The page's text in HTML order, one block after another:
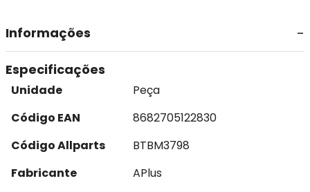
Informações
Especificações
Unidade
Peça
Código EAN
8682705122830
Código Allparts
BTBM3798
Fabricante
APlus